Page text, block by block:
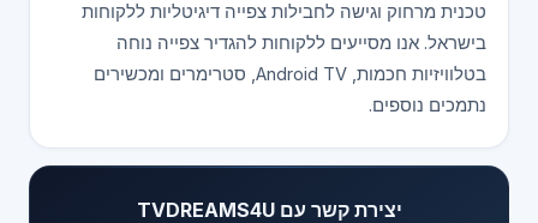
טכנית מרחוק וגישה לחבילות צפייה דיגיטליות ללקוחות
בישראל. אנו מסייעים ללקוחות להגדיר צפייה נוחה
בטלוויזיות חכמות, Android TV, סטרימרים ומכשירים
נתמכים נוספים.
יצירת קשר עם TVDREAMS4U